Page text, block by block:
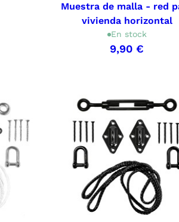
Muestra de malla - red
vivienda horizontal
En stock
9,90 €